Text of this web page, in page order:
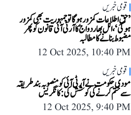
قومی خبریں
’حقِ اطلاعات کمزور ہوگا تو جمہوریت بھی کمزور
ہوگی‘، انل بھاردواج کا آر ٹی آئی قانون کو پھر
مضبوط بنانے کا مطالبہ
12 Oct 2025, 10:40 PM
قومی خبریں
مودی حکومت نے آر ٹی آئی کو منصوبہ بند طریقہ
سے ختم کرنے کی کوشش کی: کانگریس
12 Oct 2025, 9:40 PM